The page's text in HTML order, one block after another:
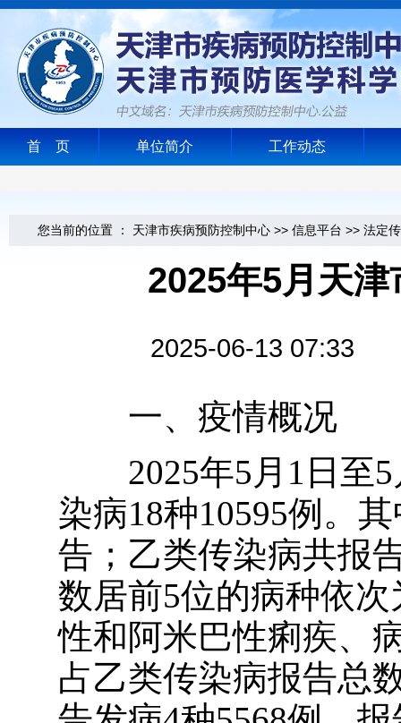
首 页 单位简介 工作动态
您当前的位置 ： 天津市疾病预防控制中心 >> 信息平台 >> 法定
2025年5月天
2025-06-13 07:33
一、疫情概况
2025年5 月 1 日至5
染病18种10595例。
告；乙类传染病共报
数居前5位的病种依
性和阿米巴性痢疾、
占乙类传染病报告总